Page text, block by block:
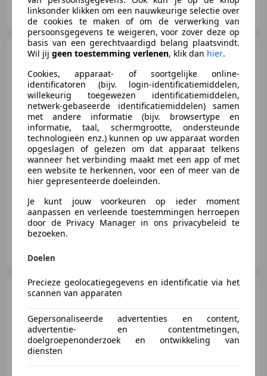
Hinderks Auto’s
NL-7821 AB EMMEN
Volkswagen ID.3First Plus
Camera | Ada
€ 21.995 1
11/2020 38.761 km Elektrisch
150 kW (204 PK)
NL-7821 AB EMMEN
linksonder klikken om een nauwkeurige selectie over
de cookies te maken of om de verwerking van
persoonsgegevens te weigeren, voor zover deze op
basis van een gerechtvaardigd belang plaatsvindt.
Wil jij geen toestemming verlenen, klik dan hier.
Cookies, apparaat- of soortgelijke online-
identificatoren (bijv. login-identificatiemiddelen,
willekeurig toegewezen identificatiemiddelen,
netwerk-gebaseerde identificatiemiddelen) samen
met andere informatie (bijv. browsertype en
informatie, taal, schermgrootte, ondersteunde
technologieën enz.) kunnen op uw apparaat worden
opgeslagen of gelezen om dat apparaat telkens
wanneer het verbinding maakt met een app of met
een website te herkennen, voor een of meer van de
hier gepresenteerde doeleinden.
Je kunt jouw voorkeuren op ieder moment
aanpassen en verleende toestemmingen herroepen
door de Privacy Manager in ons privacybeleid te
bezoeken.
Doelen
Precieze geolocatiegegevens en identificatie via het
scannen van apparaten
Gepersonaliseerde advertenties en content,
advertentie- en contentmetingen,
doelgroepenonderzoek en ontwikkeling van
diensten